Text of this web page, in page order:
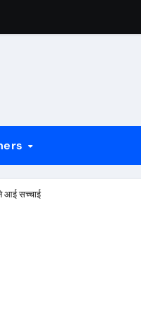
दिशा निर्देश
आई सच्‍चाई